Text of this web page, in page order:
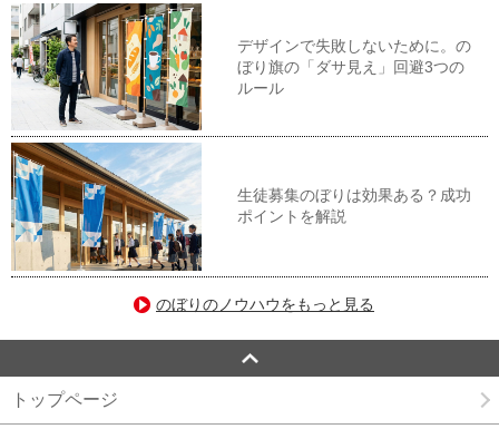
デザインで失敗しないために。の
ぼり旗の「ダサ見え」回避3つの
ルール
生徒募集のぼりは効果ある？成功
ポイントを解説
のぼりのノウハウをもっと見る
トップページ